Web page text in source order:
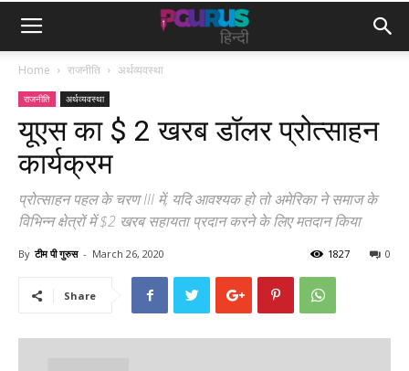
Home राजनीति अर्थव्यवस्था
राजनीति अर्थव्यवस्था
यूएस का $ 2 खरब डॉलर प्रोत्साहन
कार्यक्रम
प्रोत्साहन पहल के चरण III में, यदि आवश्यक हो तो अमेरिका ने समाज के
विभिन्न क्षेत्रों में $2 खरब सहायता प्रदान करने के लिए मतदान किया
By टीम पी गुरुस - March 26, 2020 0
1827
Share